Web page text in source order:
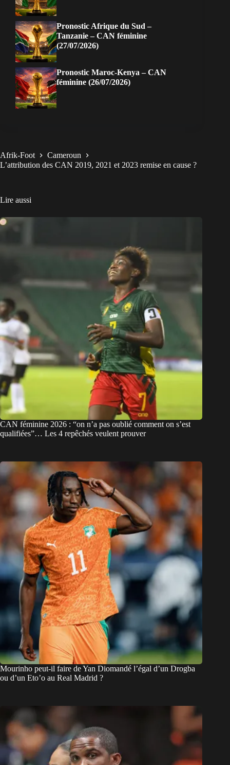
Pronostic Afrique du Sud –
Tanzanie – CAN féminine
(27/07/2026)
Pronostic Maroc-Kenya – CAN
féminine (26/07/2026)
Afrik-Foot
Cameroun
L’attribution des CAN 2019, 2021 et 2023 remise en cause ?
Lire aussi
CAN féminine 2026 : “on n’a pas oublié comment on s’est
qualifiées”… Les 4 repêchés veulent prouver
Mourinho peut-il faire de Yan Diomandé l’égal d’un Drogba
ou d’un Eto’o au Real Madrid ?